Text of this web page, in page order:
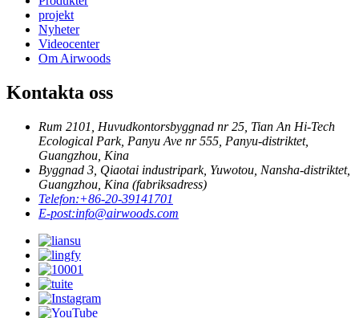
projekt
Nyheter
Videocenter
Om Airwoods
Kontakta oss
Rum 2101, Huvudkontorsbyggnad nr 25, Tian An Hi-Tech
Ecological Park, Panyu Ave nr 555, Panyu-distriktet,
Guangzhou, Kina
Byggnad 3, Qiaotai industripark, Yuwotou, Nansha-distriktet,
Guangzhou, Kina (fabriksadress)
Telefon:+86-20-39141701
E-post:info@airwoods.com